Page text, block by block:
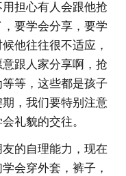
担心有人会跟他抢
要学会分享，要学
他往往很不适应，
跟人家分享啊，抢
等，这些都是孩子
，我们要特别注意
礼貌的交往。
的自理能力，现在
会穿外套，裤子，